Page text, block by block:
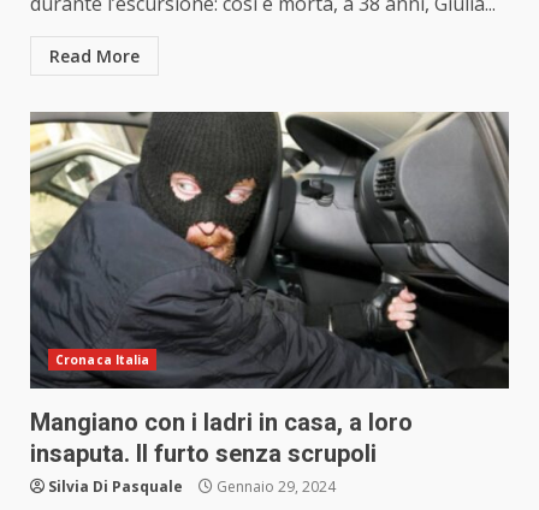
Read More
Cronaca Italia
Mangiano con i ladri in casa, a loro
insaputa. Il furto senza scrupoli
Silvia Di Pasquale Gennaio 29, 2024